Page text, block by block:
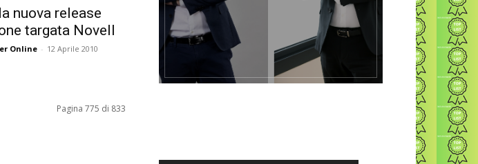
nuova release
targata Novell
Online - 12 Aprile 2010
Pagina 775 di 833